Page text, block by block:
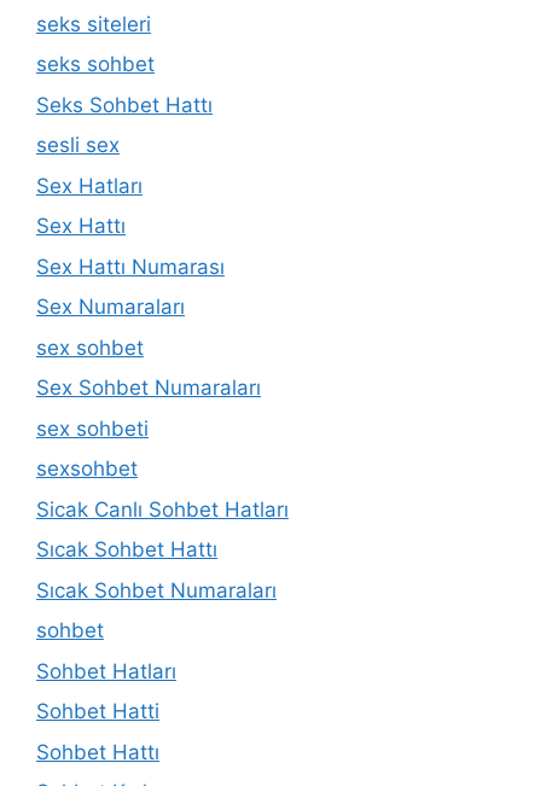
seks siteleri
seks sohbet
Seks Sohbet Hattı
sesli sex
Sex Hatları
Sex Hattı
Sex Hattı Numarası
Sex Numaraları
sex sohbet
Sex Sohbet Numaraları
sex sohbeti
sexsohbet
Sicak Canlı Sohbet Hatları
Sıcak Sohbet Hattı
Sıcak Sohbet Numaraları
sohbet
Sohbet Hatları
Sohbet Hatti
Sohbet Hattı